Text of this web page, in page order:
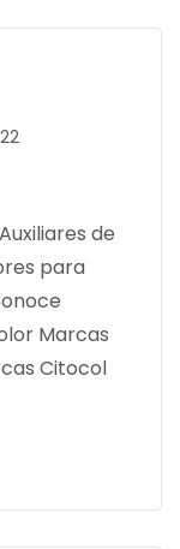
de
para
Marcas
Citocol